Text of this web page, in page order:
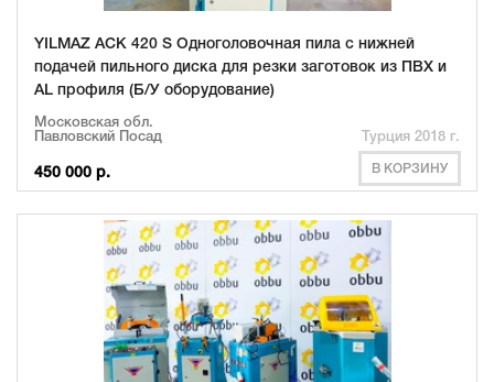
YILMAZ ACK 420 S Одноголовочная пила с нижней
подачей пильного диска для резки заготовок из ПВХ и
AL профиля (Б/У оборудование)
Московская обл.
Павловский Посад
Турция 2018 г.
450 000 р. В КОРЗИНУ